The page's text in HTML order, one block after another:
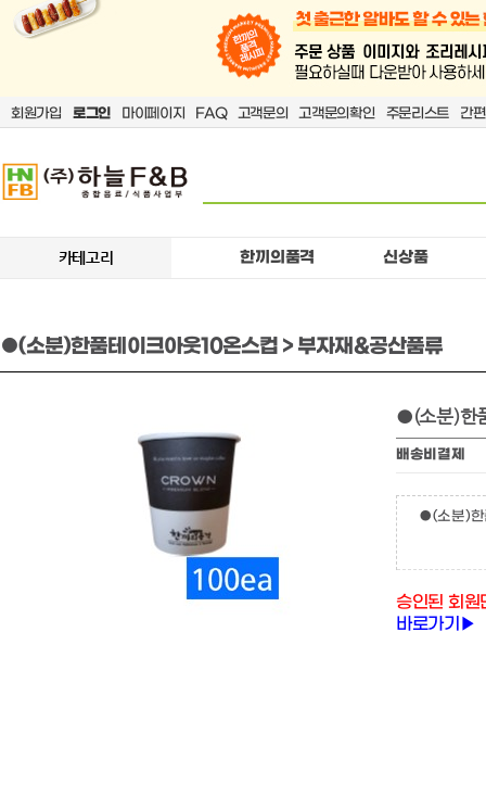
회원가입 로그인 마이페이지 FAQ 고객문의 고객문의확인 주문리스트 간
카테고리 한끼의품격 신상품
●(소분)한품테이크아웃10온스컵 > 부자재&공산품류
●(소분)한
배송비결제
●(소분)한
승인된 회원
바로가기▶